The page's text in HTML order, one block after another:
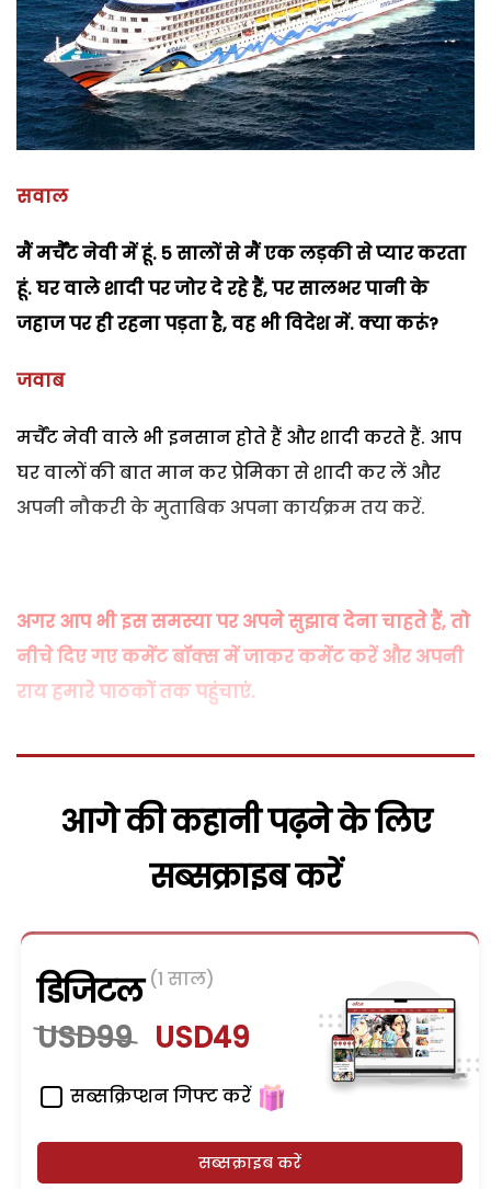
सवाल
मैं मर्चैंट नेवी में हूं. 5 सालों से मैं एक लड़की से प्यार करता
हूं. घर वाले शादी पर जोर दे रहे हैं, पर सालभर पानी के
जहाज पर ही रहना पड़ता है, वह भी विदेश में. क्या करूं?
जवाब
मर्चैंट नेवी वाले भी इनसान होते हैं और शादी करते हैं. आप
घर वालों की बात मान कर प्रेमिका से शादी कर लें और
अपनी नौकरी के मुताबिक अपना कार्यक्रम तय करें.
अगर आप भी इस समस्या पर अपने सुझाव देना चाहते हैं, तो
नीचे दिए गए कमेंट बॉक्स में जाकर कमेंट करें और अपनी
राय हमारे पाठकों तक पहुंचाएं.
आगे की कहानी पढ़ने के लिए
सब्सक्राइब करें
डिजिटल (1 साल)
USD99 USD49
सब्सक्रिप्शन गिफ्ट करें
सब्सक्राइब करें